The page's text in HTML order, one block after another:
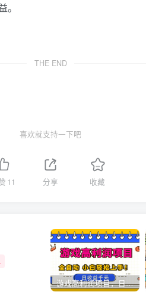
THE END
喜欢就支持一下吧
11 分享 收藏
游戏高利润项目，日收益1k+，全自动，无需值守，解放双手，小白轻松上手【揭秘】